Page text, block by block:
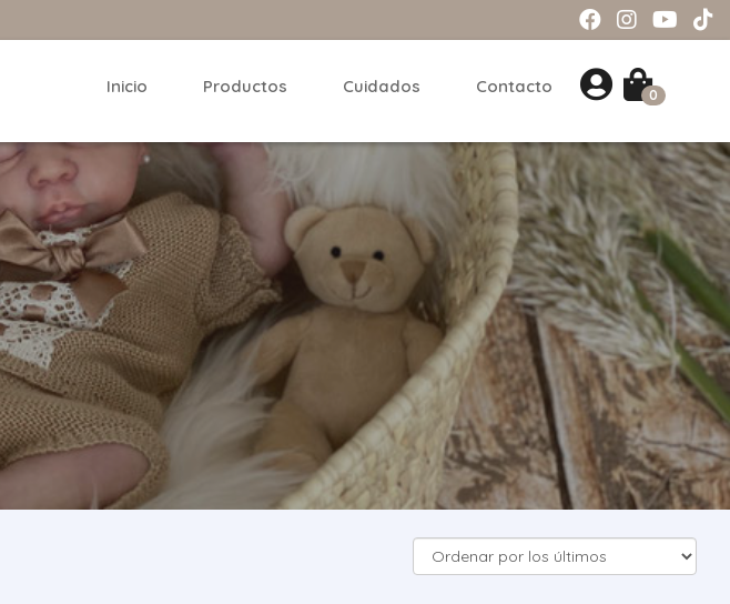
0
Inicio Productos Cuidados Contacto